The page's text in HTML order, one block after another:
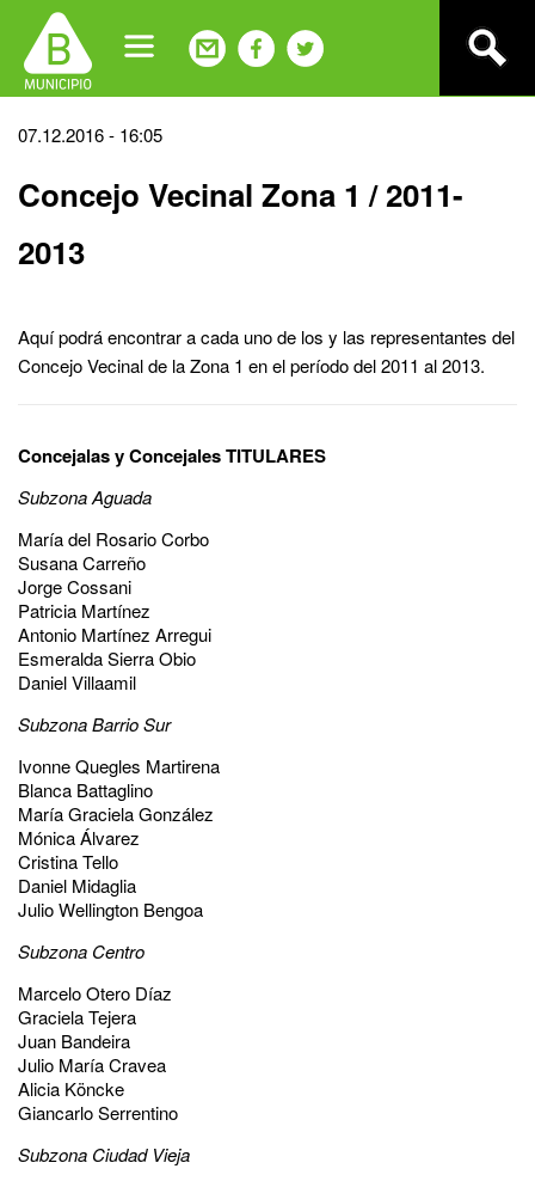
navigation
Back
top
07.12.2016 - 16:05
Concejo Vecinal Zona 1 / 2011-
2013
Aquí podrá encontrar a cada uno de los y las representantes del
Concejo Vecinal de la Zona 1 en el período del 2011 al 2013.
Concejalas y Concejales TITULARES
Subzona Aguada
María del Rosario Corbo
Susana Carreño
Jorge Cossani
Patricia Martínez
Antonio Martínez Arregui
Esmeralda Sierra Obio
Daniel Villaamil
Subzona Barrio Sur
Ivonne Quegles Martirena
Blanca Battaglino
María Graciela González
Mónica Álvarez
Cristina Tello
Daniel Midaglia
Julio Wellington Bengoa
Subzona Centro
Marcelo Otero Díaz
Graciela Tejera
Juan Bandeira
Julio María Cravea
Alicia Köncke
Giancarlo Serrentino
Subzona Ciudad Vieja